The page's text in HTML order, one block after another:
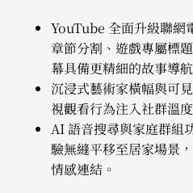
YouTube 全面升級聯網
章節分割、遊戲專屬標
幕具備更精細的故事導
沉浸式藝術家橫幅與可
視觀看行為注入社群溫
AI 語音搜尋與家庭群組
驗無縫平移至居家場景
情感連結。